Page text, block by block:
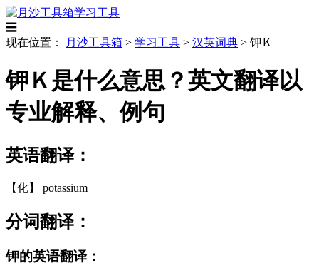
学习工具
☰
现在位置：
月沙工具箱 > 学习工具 > 汉英词典 > 钾Ｋ
钾Ｋ是什么意思？英文翻译以
专业解释、例句
英语翻译：
【化】 potassium
分词翻译：
钾的英语翻译：